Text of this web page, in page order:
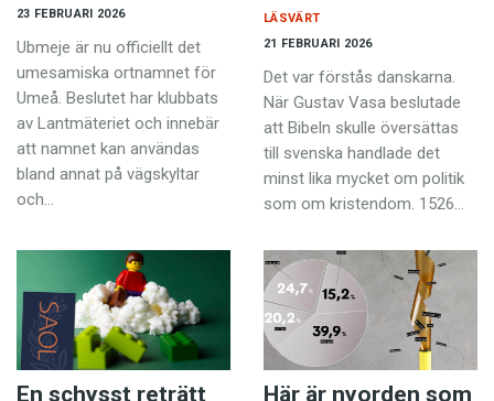
23 FEBRUARI 2026
Ubmeje är nu officiellt det
umesamiska ortnamnet för
Umeå. Beslutet har klubbats
av Lantmäteriet och innebär
att namnet kan användas
bland annat på vägskyltar
och…
21 FEBRUARI 2026
LÄSVÄRT
Det var förstås danskarna.
När Gustav Vasa beslutade
att Bibeln skulle översättas
till svenska handlade det
minst lika mycket om politik
som om kristendom. 1526…
En schysst reträtt
Här är nyorden som